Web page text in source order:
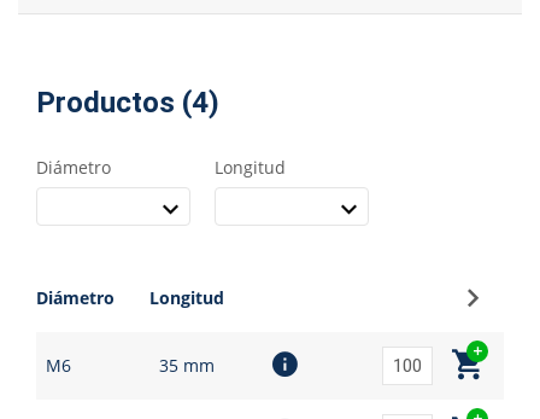
Productos (4)
Diámetro Longitud
Diámetro Longitud
M6 35 mm